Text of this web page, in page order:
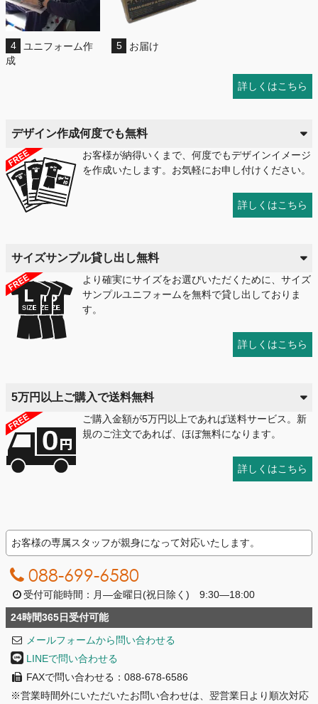
4
ユニフォーム作
成
5 お届け
詳しくはこちら
デザイン作成何度でも無料
お客様が納得いくまで、何度でもデザインイメージ
を作成いたします。お気軽にお申し付けください。
詳しくはこちら
サイズサンプル貸し出し無料
より確実にサイズをお選びいただくために、サイズ
サンプルユニフォームを無料で貸し出しておりま
す。
詳しくはこちら
5万円以上ご購入で送料無料
ご購入金額が5万円以上であれば送料サービス。新
規のご注文であれば、ほぼ無料になります。
詳しくはこちら
お客様の専属スタッフが親身になって対応いたします。
088-699-6580
受付可能時間：月―金曜日(祝日除く) 9:30―18:00
24時間365日受付可能
メールフォームから問い合わせる
LINEで問い合わせる
FAXで問い合わせる：088-678-6586
※営業時間外にいただいたお問い合わせは、翌営業日より順次対応